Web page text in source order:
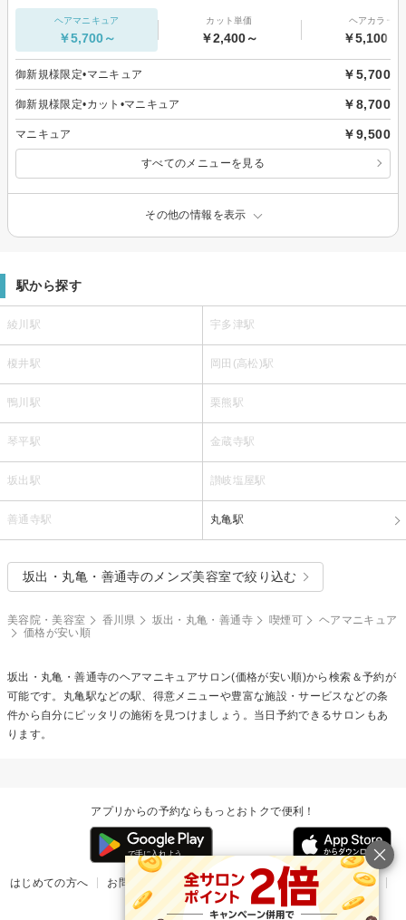
ヘアマニキュア
￥5,700～
カット単価
￥2,400～
ヘアカラー
￥5,100～
御新規様限定•マニキュア ￥5,700
御新規様限定•カット•マニキュア ￥8,700
マニキュア ￥9,500
すべてのメニューを見る
その他の情報を表示
駅から探す
綾川駅 宇多津駅
榎井駅 岡田(高松)駅
鴨川駅 栗熊駅
琴平駅 金蔵寺駅
坂出駅 讃岐塩屋駅
善通寺駅 丸亀駅
坂出・丸亀・善通寺のメンズ美容室で絞り込む
美容院・美容室 香川県 坂出・丸亀・善通寺 喫煙可
ヘアマニキュア
価格が安い順
坂出・丸亀・善通寺のヘアマニキュアサロン(価格が安い順)から検索＆予約が
可能です。丸亀駅などの駅、得意メニューや豊富な施設・サービスなどの条
件から自分にピッタリの施術を見つけましょう。当日予約できるサロンもあ
ります。
アプリからの予約ならもっとおトクで便利！
はじめての方へ お問い合わせ ヘルプ リリース情報
利用規約
掲載ご希望のサロン様